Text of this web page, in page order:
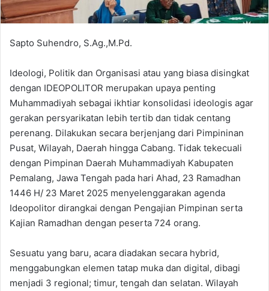
Sapto Suhendro, S.Ag.,M.Pd.
Ideologi, Politik dan Organisasi atau yang biasa disingkat
dengan IDEOPOLITOR merupakan upaya penting
Muhammadiyah sebagai ikhtiar konsolidasi ideologis agar
gerakan persyarikatan lebih tertib dan tidak centang
perenang. Dilakukan secara berjenjang dari Pimpininan
Pusat, Wilayah, Daerah hingga Cabang. Tidak tekecuali
dengan Pimpinan Daerah Muhammadiyah Kabupaten
Pemalang, Jawa Tengah pada hari Ahad, 23 Ramadhan
1446 H/ 23 Maret 2025 menyelenggarakan agenda
Ideopolitor dirangkai dengan Pengajian Pimpinan serta
Kajian Ramadhan dengan peserta 724 orang.
Sesuatu yang baru, acara diadakan secara hybrid,
menggabungkan elemen tatap muka dan digital, dibagi
menjadi 3 regional; timur, tengah dan selatan. Wilayah